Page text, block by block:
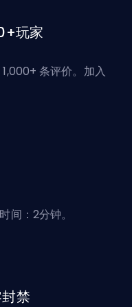
玩家
条评价。加入
间：2分钟。
禁